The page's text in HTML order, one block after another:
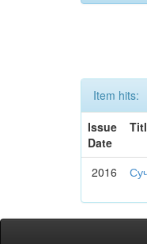
Item hits:
Issue
Date
2016